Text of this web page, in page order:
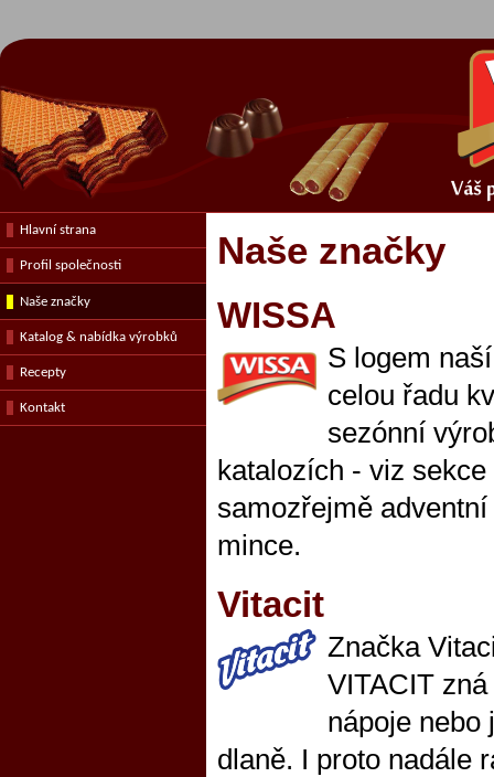
Hlavní strana
Profil společnosti
Naše značky
Katalog & nabídka výrobků
Recepty
Kontakt
Naše značky
WISSA
S logem
celou řadu
sezónní
katalozích - viz sekce
samozřejmě
mince.
Vitacit
Značka
VITACIT
nápoje nebo
dlaně. I proto nadále